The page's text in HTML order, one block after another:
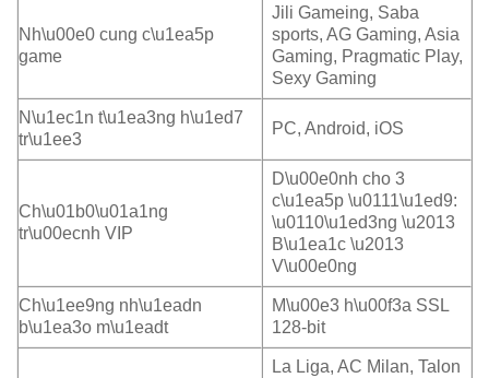
Nh\u00e0 cung c\u1ea5p
game
Jili Gameing, Saba
sports, AG Gaming, Asia
Gaming, Pragmatic Play,
Sexy Gaming
N\u1ec1n t\u1ea3ng h\u1ed7
tr\u1ee3
PC, Android, iOS
Ch\u01b0\u01a1ng
tr\u00ecnh VIP
D\u00e0nh cho 3
c\u1ea5p \u0111\u1ed9:
\u0110\u1ed3ng \u2013
B\u1ea1c \u2013
V\u00e0ng
Ch\u1ee9ng nh\u1eadn
b\u1ea3o m\u1eadt
M\u00e3 h\u00f3a SSL
128-bit
La Liga, AC Milan, Talon